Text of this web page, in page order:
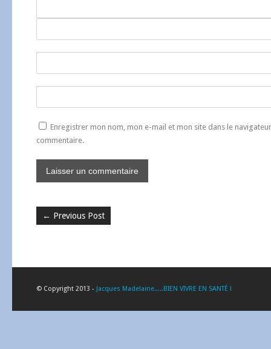
Enregistrer mon nom, mon e-mail et mon site dans le
commentaire.
← Previous Post
© Copyright 2013 - Jacques Madelaine.....BIEN VIVRE EN SANTÉ !